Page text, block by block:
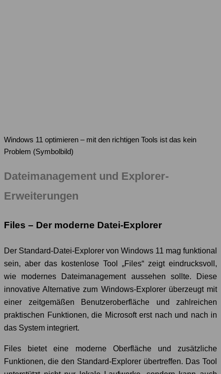
Windows 11 optimieren – mit den richtigen Tools ist das kein
Problem (Symbolbild)
Dateimanagement und Explorer-
Erweiterungen
Files – Der moderne Datei-Explorer
Der Standard-Datei-Explorer von Windows 11 mag funktional
sein, aber das kostenlose Tool „Files“ zeigt eindrucksvoll,
wie modernes Dateimanagement aussehen sollte. Diese
innovative Alternative zum Windows-Explorer überzeugt mit
einer zeitgemäßen Benutzeroberfläche und zahlreichen
praktischen Funktionen, die Microsoft erst nach und nach in
das System integriert.
Files bietet eine moderne Oberfläche und zusätzliche
Funktionen, die den Standard-Explorer übertreffen. Das Tool